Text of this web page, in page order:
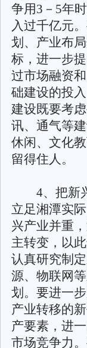
争用3－5年
入过千亿元
划、产业布
标，进一步
过市场融资
础建设的投
建设既要考
讯、通气等
休闲、文化
留得住人。
4、把新兴
立足湘潭实
兴产业并重
主转变，以
认真研究制
源、物联网
划。要进一
产业转移的
产要素，进
市场竞争力